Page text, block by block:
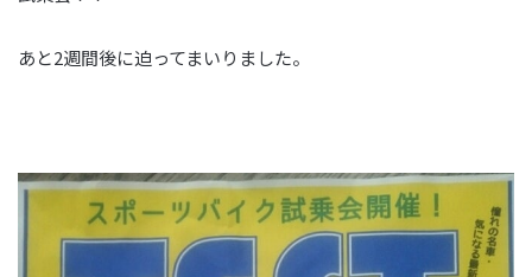
あと2週間後に迫ってまいりました。